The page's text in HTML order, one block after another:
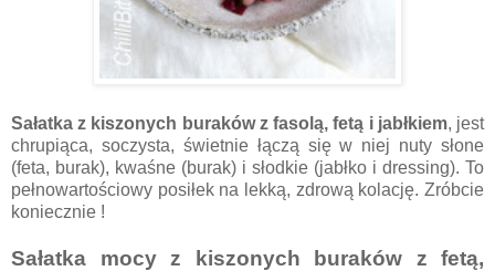
Sałatka z kiszonych buraków z fasolą, fetą i jabłkiem, jest
chrupiąca, soczysta, świetnie łączą się w niej nuty słone
(feta, burak), kwaśne (burak) i słodkie (jabłko i dressing). To
pełnowartościowy posiłek na lekką, zdrową kolację. Zróbcie
koniecznie !
Sałatka mocy z kiszonych buraków z fetą,